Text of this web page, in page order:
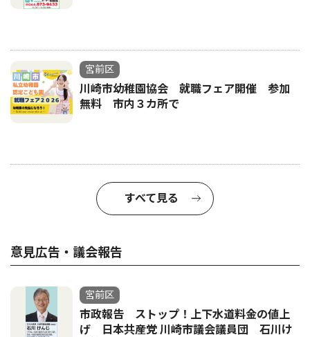
宮前区
川崎市幼稚園協会 就職フェア開催 参加
無料 市内３カ所で
すべて見る
意見広告・議会報告
宮前区
市政報告 ストップ！上下水道料金の値上
げ 日本共産党 川崎市議会議員団 石川け